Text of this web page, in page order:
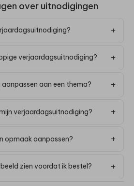
over uitnodigingen
verjaardagsuitnodiging?
aanpassen aan een thema?
verjaardagsuitnodiging?
opmaak aanpassen?
zien voordat ik bestel?